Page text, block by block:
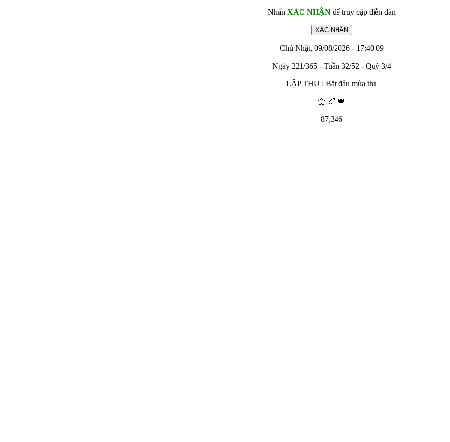
Nhấn XÁC NHẬNđể truy cập diễn đàn
Chủ Nhật, 09/08/2026 - 17:40:09
Ngày 221/365 - Tuần 32/52 - Quý 3/4
LẬP THU : Bắt đầu mùa thu
🌼 🍂 🍁
87,346